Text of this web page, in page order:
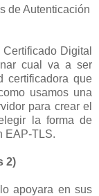
de Autenticación
Digital
cual va a ser
certificadora que
usamos una
para crear el
la forma de
EAP-TLS.
2)
apoyara en sus